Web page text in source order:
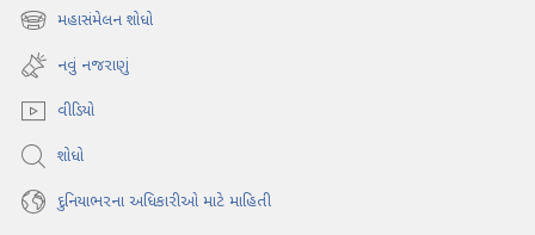
new મહાસંમેલન શોધો
(opens
new
window)
નવું નજરાણું
વીડિયો
શોધો
દુનિયાભરના અધિકારીઓ માટે માહિતી